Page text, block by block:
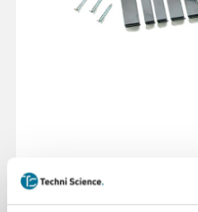
Einfaches Regal für
Aufbewahrungslösung